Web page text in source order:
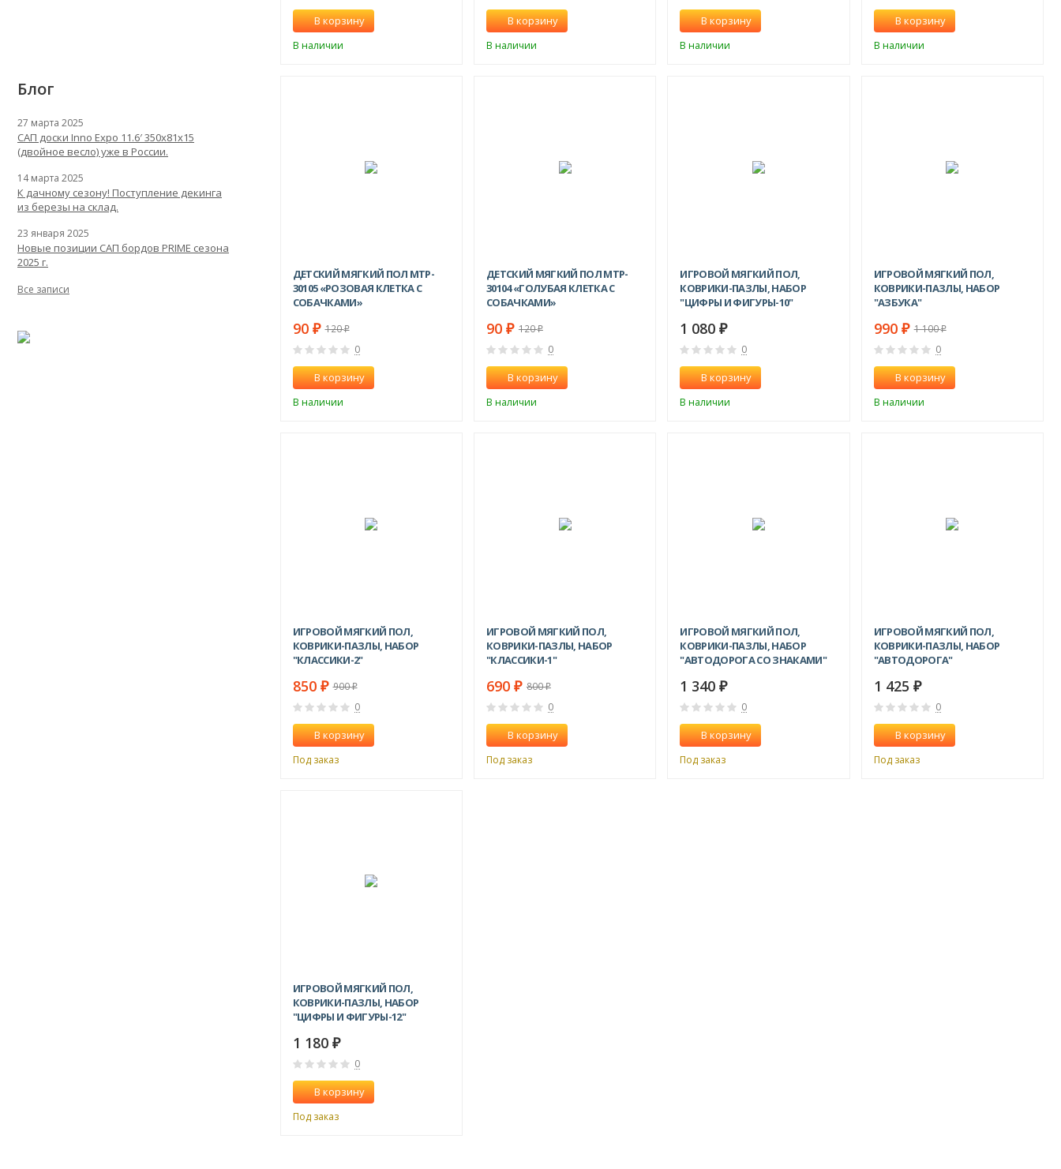
В корзину
В наличии
В корзину
В наличии
В корзину
В наличии
В корзину
В наличии
ДЕТСКИЙ МЯГКИЙ ПОЛ MTP-
30105 «РОЗОВАЯ КЛЕТКА С
СОБАЧКАМИ»
90 ₽ 120₽
0
В корзину
В наличии
ДЕТСКИЙ МЯГКИЙ ПОЛ MTP-
30104 «ГОЛУБАЯ КЛЕТКА С
СОБАЧКАМИ»
90 ₽ 120₽
0
В корзину
В наличии
ИГРОВОЙ МЯГКИЙ ПОЛ,
КОВРИКИ-ПАЗЛЫ, НАБОР
"ЦИФРЫ И ФИГУРЫ-10"
1 080₽
0
В корзину
В наличии
ИГРОВОЙ МЯГКИЙ ПОЛ,
КОВРИКИ-ПАЗЛЫ, НАБОР
"АЗБУКА"
990 ₽ 1 100₽
0
В корзину
В наличии
ИГРОВОЙ МЯГКИЙ ПОЛ,
КОВРИКИ-ПАЗЛЫ, НАБОР
"КЛАССИКИ-2"
850 ₽ 900₽
0
В корзину
Под заказ
ИГРОВОЙ МЯГКИЙ ПОЛ,
КОВРИКИ-ПАЗЛЫ, НАБОР
"КЛАССИКИ-1"
690 ₽ 800₽
0
В корзину
Под заказ
ИГРОВОЙ МЯГКИЙ ПОЛ,
КОВРИКИ-ПАЗЛЫ, НАБОР
"АВТОДОРОГА СО ЗНАКАМИ"
1 340₽
0
В корзину
Под заказ
ИГРОВОЙ МЯГКИЙ ПОЛ,
КОВРИКИ-ПАЗЛЫ, НАБОР
"АВТОДОРОГА"
1 425 ₽
0
В корзину
Под заказ
ИГРОВОЙ МЯГКИЙ ПОЛ,
КОВРИКИ-ПАЗЛЫ, НАБОР
"ЦИФРЫ И ФИГУРЫ-12"
1 180 ₽
0
В корзину
Под заказ
Блог
27 марта 2025
САП доски Inno Expo 11.6′ 350x81x15
(двойное весло) уже в России.
14 марта 2025
К дачному сезону! Поступление декинга
из березы на склад.
23 января 2025
Новые позиции САП бордов PRIME сезона
2025 г.
Все записи